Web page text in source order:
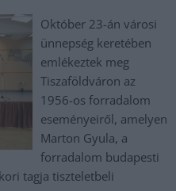
Október 23-án városi
ünnepség keretében
emlékeztek meg
Tiszaföldváron az
1956-os forradalom
eseményeiről, amelyen
Marton Gyula, a
forradalom budapesti
tagja tiszteletbeli